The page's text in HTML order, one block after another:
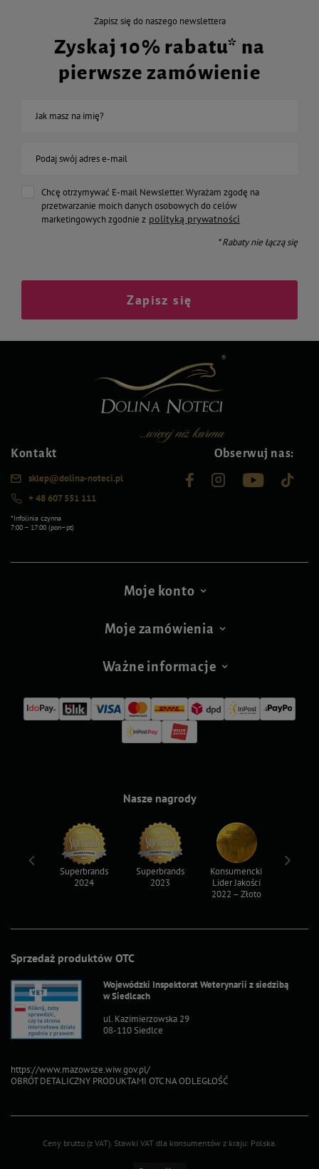
Zapisz się do naszego newslettera
Zyskaj 10% rabatu* na
pierwsze zamówienie
Jak masz na imię?
Podaj swój adres e-mail
Chcę otrzymywać E-mail Newsletter. Wyrażam zgodę na
przetwarzanie moich danych osobowych do celów
marketingowych zgodnie z polityką prywatności
* Rabaty nie łączą się
Zapisz się
Kontakt
sklep@dolina-noteci.pl
+ 48 607 551 111
*Infolinia czynna
7:00 – 17:00 (pon–pt)
Obserwuj nas:
Moje konto
Moje zamówienia
Ważne informacje
Sprzedaż produktów OTC
Wojewódzki Inspektorat Weterynarii z siedzibą
w Siedlcach
ul. Kazimierzowska 29
08-110 Siedlce
https://www.mazowsze.wiw.gov.pl/
OBRÓT DETALICZNY PRODUKTAMI OTC NA ODLEGŁOŚĆ
Nasze nagrody
Superbrands
2024
Superbrands
2023
Konsumencki
Lider Jakości
2022 – Złoto
Ceny brutto (z VAT). Stawki VAT dla konsumentów z kraju: Polska.